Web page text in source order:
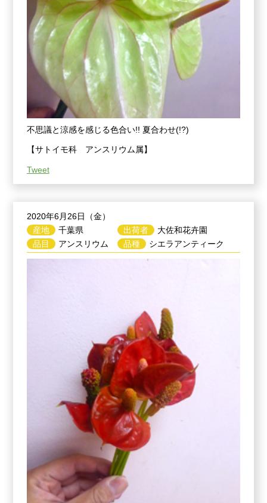
不思議と涼感を感じる色合い!! 夏合わせ(!?)
【サトイモ科 アンスリウム属】
Tweet
2020年6月26日（金）
産地
千葉県
品目
アンスリウム
出荷者
大佐和花卉園
品種
シエラアンティーク